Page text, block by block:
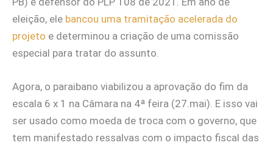
eleição, ele bancou uma tramitação acelerada do
projeto e determinou a criação de uma comissão
especial para tratar do assunto.
Agora, o paraibano viabilizou a aprovação do fim da
escala 6 x 1 na Câmara na 4ª feira (27.mai). E isso vai
ser usado como moeda de troca com o governo, que
tem manifestado ressalvas com o impacto fiscal das